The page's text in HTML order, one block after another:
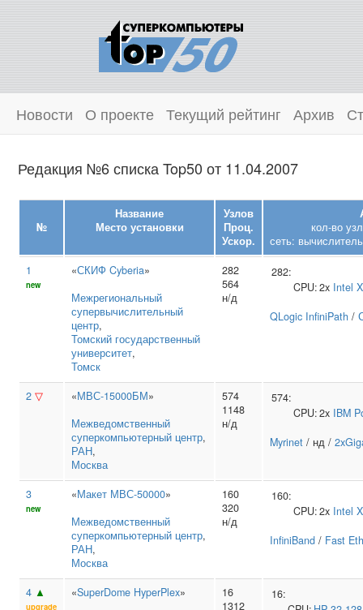
Новости О проекте Текущий рейтинг Архив
Редакция №6 списка Top50 от 11.04.2007
№
Название
Место установки
Узлов
Проц.
Ускор.
кол-во
сеть:
1
new
«СКИФ Cyberia»
Межрегиональный
супервычислительный
центр,
Томский государственный
университет,
Томск
282
564
н/д
282:
CPU:2x Intel
QLogic InfiniPath /
2 ▽ «МВС-15000БМ»
Межведомственный
суперкомпьютерный центр,
РАН,
Москва
574
1148
н/д
574:
CPU:2x IBM
Myrinet / нд /
3
new
«Макет МВС-50000»
Межведомственный
суперкомпьютерный центр,
РАН,
Москва
160
320
н/д
160:
CPU:2x Intel
InfiniBand / Fast
4 ▲
upgrade
«SuperDome HyperPlex»
16
1312
16: